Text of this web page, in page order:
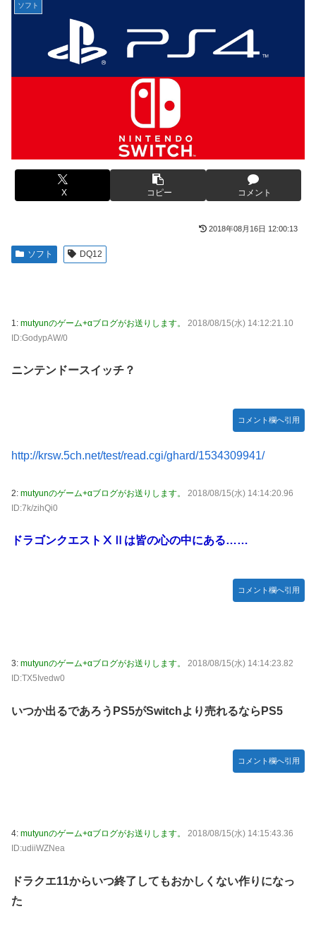
【スト6】竹内ジョン選手「どう考えても調整の時期がおか
しい。大会の真っただ中にコンセプトが変わるほどの調整、
大会が終わった後は微調整。趣旨が一貫してない」
【画像】台湾とフランス、地震発生から6時間以内に設置し
た「避難所」がこちらｗｗｗｗ
【悲報】息子がみいちゃんのママ、限界を迎える「もう無
理。普通の家庭を築きたい。普通の子育てをしたい。」
【悲報】エアコン業者、正論「エアコンスプレーなんて使わ
ない方がいい」ﾄﾞﾝｯ！
【胸糞】Zクソガキ、おばあちゃんをいじめて炎上するｗｗ
やる夫「催眠アプリを手に入れたんだけど……これ必要だっ
た？」 第29話
判決→当時17歳少年に「懲役30年」の判決
ントになってる……」と衝撃を受ける人が続出中
【艦これ】E3-4のラスダンは航空優勢は取るの？取らない
の？
てバウムクーヘン売ったりTikTokライブしてて悔しさと怒
【GIF動画あり】
【画像】70年代の漫画、あまりにも時代を先取りしすぎてい
【艦これ】これがラ級ちゃんの水着modeか・・・！
た」全員で家族会議を開いた結果、拍子抜けするほど〇〇な
展開を迎えて婚約者呆然←家族の絆が深すぎて修羅場になら
高配当をうたった「みんなで大家さん」→実態は2881億円
【悲報】ショートスリーパー堀さん、対面で高須幹弥にブチ
ギレるｗｗｗｗ
女性「レイプされました」検事「嘘では？」女性「傷ついた
ので訴えます」
【艦これ】イベントぼちぼち終わらせてる人増えてるけど、
【艦これ】けーかいじん 他
日本代表DF冨安健洋の英プレミア・クリスタルパレス加入
が正式決定 鎌田大地とチームメイトに
【画像】山ガールさん、山でラーメンを食べたらおじさんに
怒られるｗｗｗ
る
てしまい大炎上ｗ
番組が最新SNSの数十年先を行っていたと話題に
【動画】ロシア軍のドローンをネット発射装置で撃墜するウ
クライナ。
首相官邸、高市首相の熊本訪問の感動BGM付きムービーを
ソフト
X コピー コメント
2018年08月16日 12:00:13
ソフト DQ12
1: mutyunのゲーム+αブログがお送りします。
2018/08/15(水) 14:12:21.10
ID:GodypAW/0
ニンテンドースイッチ？
コメント欄へ引用
http://krsw.5ch.net/test/read.cgi/ghard/1534309941/
2: mutyunのゲーム+αブログがお送りします。
2018/08/15(水) 14:14:20.96
ID:7k/zihQi0
ドラゴンクエストⅩⅡは皆の心の中にある……
コメント欄へ引用
3: mutyunのゲーム+αブログがお送りします。
2018/08/15(水) 14:14:23.82
ID:TX5Ivedw0
いつか出るであろうPS5がSwitchより売れるならPS5
コメント欄へ引用
4: mutyunのゲーム+αブログがお送りします。
2018/08/15(水) 14:15:43.36
ID:udiiWZNea
ドラクエ11からいつ終了してもおかしくない作りになっ
た